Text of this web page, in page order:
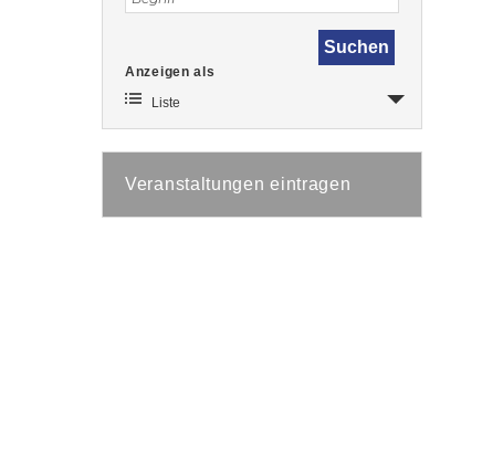
Veranstaltung
Navigation
Anzeigen als
Liste
Veranstaltungen eintragen